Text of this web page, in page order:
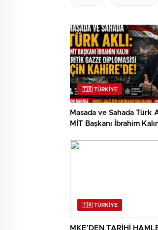
🇹🇷 TÜRKİYE
Masada ve Sahada Türk
MİT Başkanı İbrahim
Kahire’de!
🇹🇷 TÜRKİYE
MKE’DEN TARİHİ